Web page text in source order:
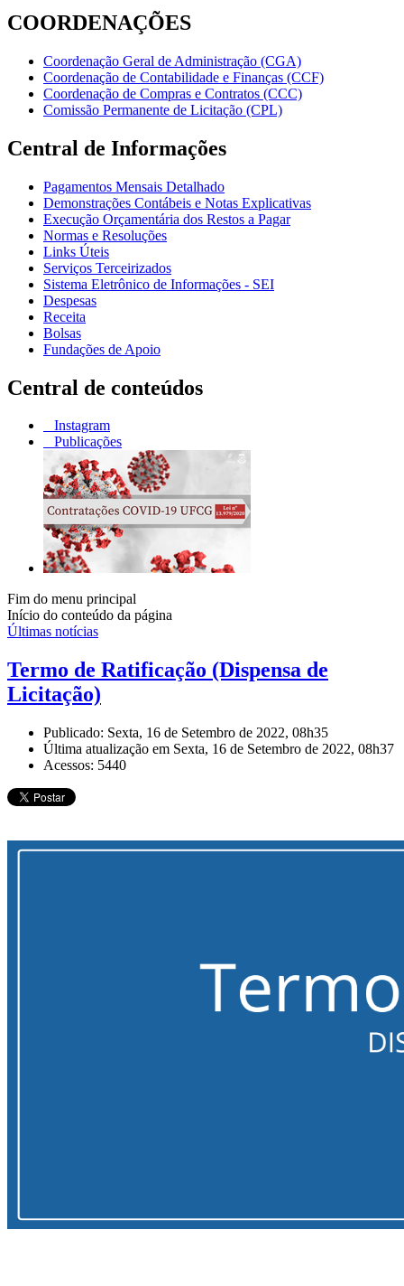
COORDENAÇÕES
Coordenação Geral de Administração (CGA)
Coordenação de Contabilidade e Finanças (CCF)
Coordenação de Compras e Contratos (CCC)
Comissão Permanente de Licitação (CPL)
Central de Informações
Pagamentos Mensais Detalhado
Demonstrações Contábeis e Notas Explicativas
Execução Orçamentária dos Restos a Pagar
Normas e Resoluções
Links Úteis
Serviços Terceirizados
Sistema Eletrônico de Informações - SEI
Despesas
Receita
Bolsas
Fundações de Apoio
Central de conteúdos
Instagram
Publicações
Fim do menu principal
Início do conteúdo da página
Últimas notícias
Termo de Ratificação (Dispensa de
Licitação)
Publicado: Sexta, 16 de Setembro de 2022, 08h35
Última atualização em Sexta, 16 de Setembro de 2022, 08h37
Acessos: 5440